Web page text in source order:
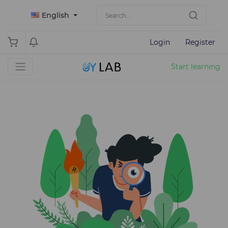
English
Login Register
Start learning